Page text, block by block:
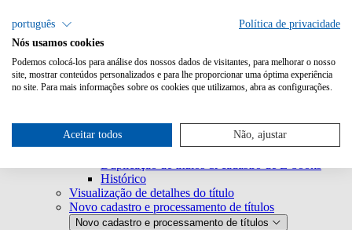
Metabooks Metabooks
Login
Página inicial
Página inicial
Lista de resultados
Lista de resultados
Visão geral das funções
Exportação de títulos
Histórico
Visualização de detalhes do título
Novo cadastro e processamento de títulos
Novo cadastro e processamento de títulos
português
Política de privacidade
Nós usamos cookies
Podemos colocá-los para análise dos nossos dados de visitantes, para melhorar o nosso
site, mostrar conteúdos personalizados e para lhe proporcionar uma óptima experiência
no site. Para mais informações sobre os cookies que utilizamos, abra as configurações.
Aceitar todos Não, ajustar